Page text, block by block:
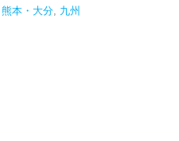
熊本・大分, 九州